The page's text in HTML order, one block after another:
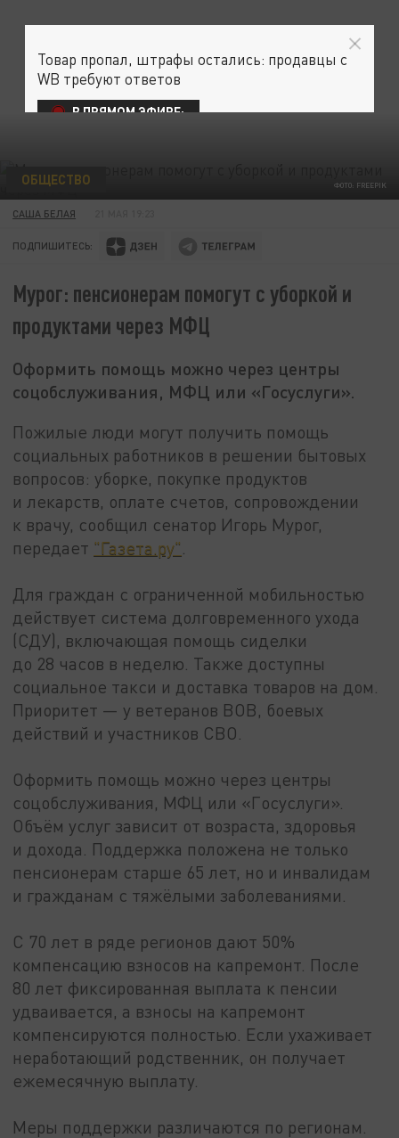
ФОТО: FREEPIK
ОБЩЕСТВО
САША БЕЛАЯ
ПОДПИШИТЕСЬ:
Мурог: пенсионерам помогут с уборкой и
продуктами через МФЦ
Оформить помощь можно через центры
соцобслуживания, МФЦ или «Госуслуги».
Пожилые люди могут получить помощь
социальных работников в решении бытовых
вопросов: уборке, покупке продуктов
и лекарств, оплате счетов, сопровождении
к врачу, сообщил сенатор Игорь Мурог,
передает "Газета.ру"
Для граждан с ограниченной мобильностью
действует система долговременного ухода
(СДУ), включающая помощь сиделки
до 28 часов в неделю. Также доступны
социальное такси и доставка товаров на дом.
Приоритет — у ветеранов ВОВ, боевых
действий и участников СВО.
Оформить помощь можно через центры
соцобслуживания, МФЦ или «Госуслуги».
Объём услуг зависит от возраста, здоровья
и дохода. Поддержка положена не только
пенсионерам старше 65 лет, но и инвалидам
и гражданам с тяжёлыми заболеваниями.
С 70 лет в ряде регионов дают 50%
компенсацию взносов на капремонт. После
80 лет фиксированная выплата к пенсии
удваивается, а взносы на капремонт
компенсируются полностью. Если ухаживает
неработающий родственник, он получает
ежемесячную выплату.
Меры поддержки различаются по регионам.
Товар пропал, штрафы остались: продавцы с
WB требуют ответов
В ПРЯМОМ ЭФИРЕ: